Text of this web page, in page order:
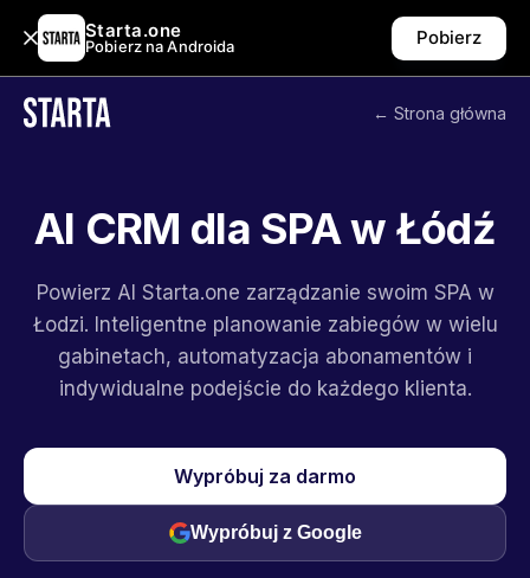
Starta.one
Pobierz na Androida Pobierz
← Strona główna
AI CRM dla SPA w Łódź
Powierz AI Starta.one zarządzanie swoim SPA w
Łodzi. Inteligentne planowanie zabiegów w wielu
gabinetach, automatyzacja abonamentów i
indywidualne podejście do każdego klienta.
Wypróbuj za darmo
Wypróbuj z Google